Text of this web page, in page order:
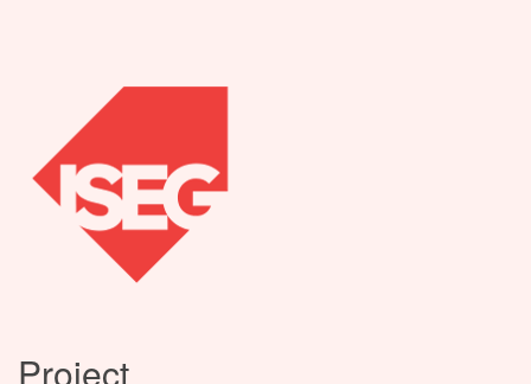
Project